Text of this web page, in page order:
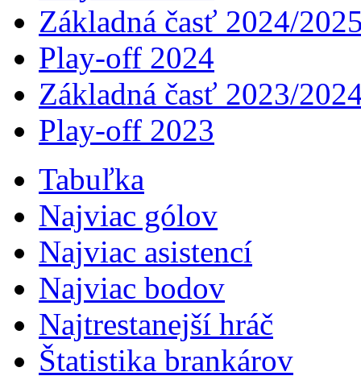
Základná časť 2024/
Play-off 2024
Základná časť 2023/
Play-off 2023
Tabuľka
Najviac gólov
Najviac asistencí­
Najviac bodov
Najtrestanejší hráč
Štatistika brankárov